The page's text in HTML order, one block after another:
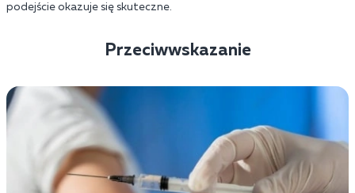
podejście okazuje się skuteczne.
Przeciwwskazanie